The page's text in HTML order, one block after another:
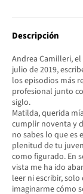
Descripción
Andrea Camilleri,
julio de 2019,
los episodios más
profesional junto
siglo.
Matilda, querida
cumplir noventa y
no sabes lo que es
plenitud de tu
como figurado. En
vista me ha ido
leer ni escribir,
imaginarme cómo